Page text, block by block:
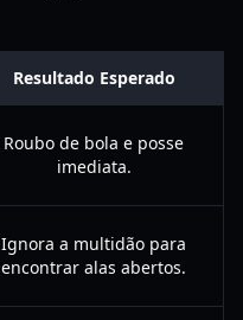
Resultado Esperado
Roubo de bola e posse
imediata.
Ignora a multidão para
encontrar alas abertos.